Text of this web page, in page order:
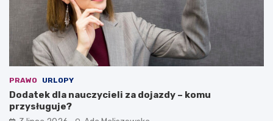
PRAWO URLOPY
Dodatek dla nauczycieli za dojazdy – komu
przysługuje?